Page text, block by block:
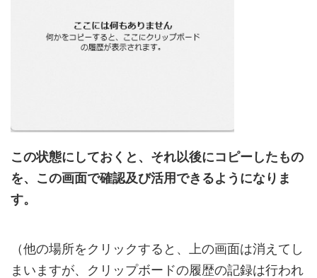
この状態にしておくと、それ以後にコピーしたもの
を、この画面で確認及び活用できるようになりま
す。
（他の場所をクリックすると、上の画面は消えてし
まいますが、クリップボードの履歴の記録は行われ